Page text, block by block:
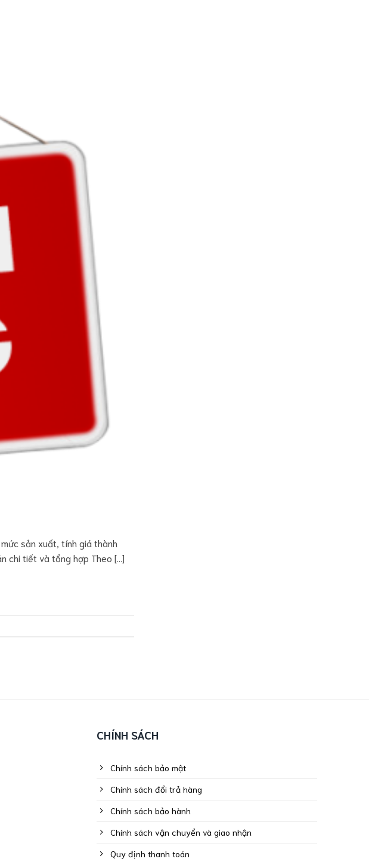
sản xuất, tính giá thành
chi tiết và tổng hợp Theo […]
CHÍNH SÁCH
Chính sách bảo mật
Chính sách đổi trả hàng
Chính sách bảo hành
Chính sách vận chuyển và giao nhận
Quy định thanh toán